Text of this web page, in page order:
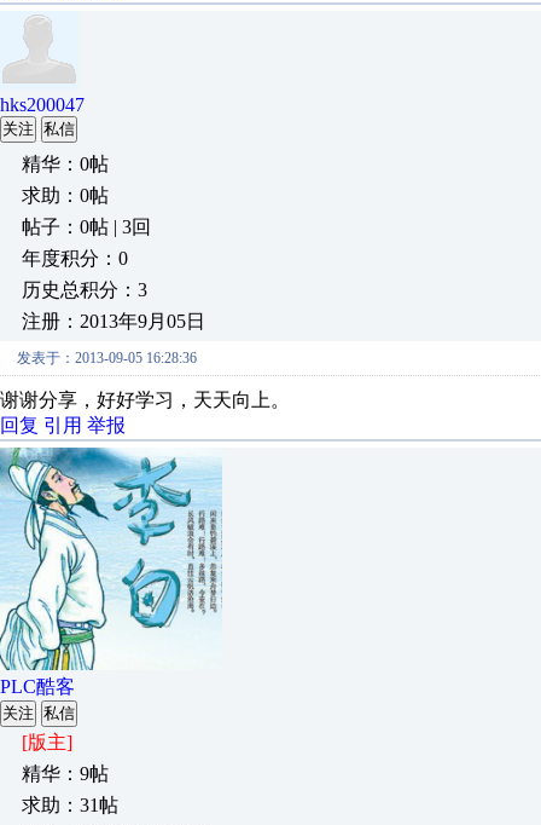
hks200047
关注 私信
精华：0帖
求助：0帖
帖子：0帖 | 3回
年度积分：0
历史总积分：3
注册：2013年9月05日
发表于：2013-09-05 16:28:36
谢谢分享，好好学习，天天向上。
回复 引用 举报
PLC酷客
关注 私信
[版主]
精华：9帖
求助：31帖